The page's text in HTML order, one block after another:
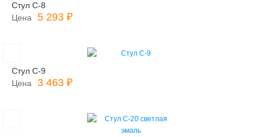
Стул С-8
Цена
5 293 ₽
Стул С-9
Цена
3 463 ₽